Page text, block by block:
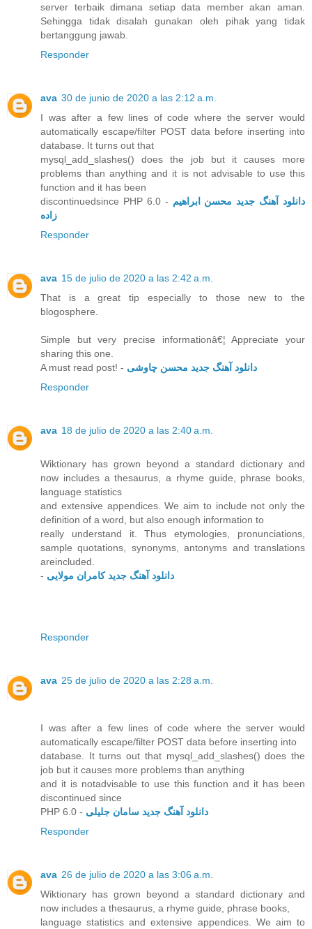
server terbaik dimana setiap data member akan aman.
Sehingga tidak disalah gunakan oleh pihak yang tidak
bertanggung jawab.
Responder
ava 30 de junio de 2020 a las 2:12 a.m.
I was after a few lines of code where the server would
automatically escape/filter POST data before inserting into
database. It turns out that
mysql_add_slashes() does the job but it causes more
problems than anything and it is not advisable to use this
function and it has been
discontinuedsince PHP 6.0 - دانلود آهنگ جدید محسن ابراهیم
زاده
Responder
ava 15 de julio de 2020 a las 2:42 a.m.
That is a great tip especially to those new to the
blogosphere.
Simple but very precise informationâ€¦ Appreciate your
sharing this one.
A must read post! - دانلود آهنگ جدید محسن چاوشی
Responder
ava 18 de julio de 2020 a las 2:40 a.m.
Wiktionary has grown beyond a standard dictionary and
now includes a thesaurus, a rhyme guide, phrase books,
language statistics
and extensive appendices. We aim to include not only the
definition of a word, but also enough information to
really understand it. Thus etymologies, pronunciations,
sample quotations, synonyms, antonyms and translations
areincluded.
- دانلود آهنگ جدید کامران مولایی
Responder
ava 25 de julio de 2020 a las 2:28 a.m.
I was after a few lines of code where the server would
automatically escape/filter POST data before inserting into
database. It turns out that mysql_add_slashes() does the
job but it causes more problems than anything
and it is notadvisable to use this function and it has been
discontinued since
PHP 6.0 - دانلود آهنگ جدید سامان جلیلی
Responder
ava 26 de julio de 2020 a las 3:06 a.m.
Wiktionary has grown beyond a standard dictionary and
now includes a thesaurus, a rhyme guide, phrase books,
language statistics and extensive appendices. We aim to